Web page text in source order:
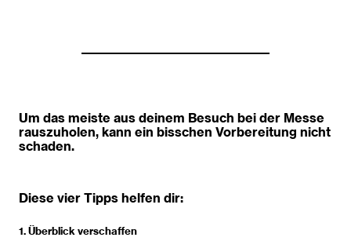
Um das meiste aus deinem Besuch bei der Messe
rauszuholen, kann ein bisschen Vorbereitung nicht
schaden.
Diese vier Tipps helfen dir:
1. Überblick verschaffen